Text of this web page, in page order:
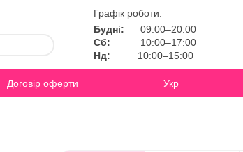
Графік роботи:
Будні:
09:00–20:00
Сб:
10:00–17:00
Нд:
10:00–15:00
Договір оферти
Укр